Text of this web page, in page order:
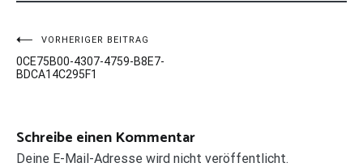
Beitragsnavigation
VORHERIGER BEITRAG
0CE75B00-4307-4759-B8E7-
BDCA14C295F1
Schreibe einen Kommentar
Deine E-Mail-Adresse wird nicht veröffentlicht.